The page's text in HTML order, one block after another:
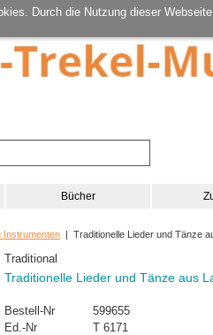
Durch die Nutzung dieser
Bücher
Instrumenten | Traditionelle Lieder und Tänze
Traditional
Traditionelle Lieder und Tänze aus
Bestell-Nr
599655
Ed.-Nr
T 6171